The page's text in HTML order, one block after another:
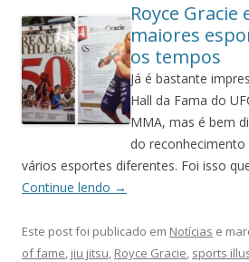
Royce Gracie
maiores
os tempos
Já é bastante
Hall da Fama do
MMA, mas é bem
do
vários esportes diferentes. Foi isso
Continue lendo →
Este post foi publicado em Notícias e
of fame, jiu jitsu, Royce Gracie, sports